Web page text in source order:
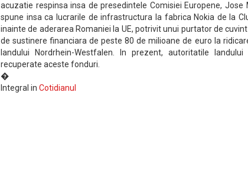
acuzatie respinsa insa de presedintele Comisiei Europene, Jose
spune insa ca lucrarile de infrastructura la fabrica Nokia de la
inainte de aderarea Romaniei la UE, potrivit unui purtator de
de sustinere financiara de peste 80 de milioane de euro la
landului Nordrhein-Westfalen. In prezent, autoritatile
recuperate aceste fonduri.
�
Integral in Cotidianul